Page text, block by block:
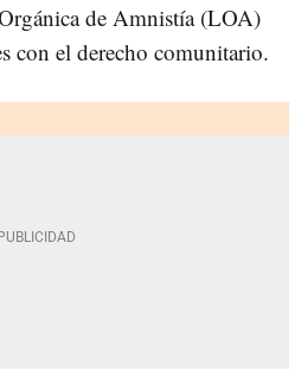
de Amnistía (LOA)
con el derecho comunitario.